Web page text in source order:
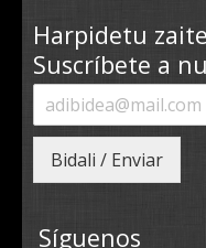
Harpidetu
Suscríbete a
Bidali / Enviar
Síguenos